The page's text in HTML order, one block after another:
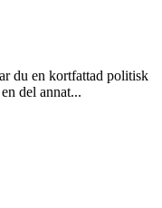
du en kortfattad politisk
del annat...